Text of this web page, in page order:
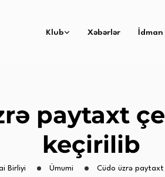
Klub Xəbərlər
paytaxt
keçirilib
Birliyi Ümumi Cüdo üzrə paytaxt